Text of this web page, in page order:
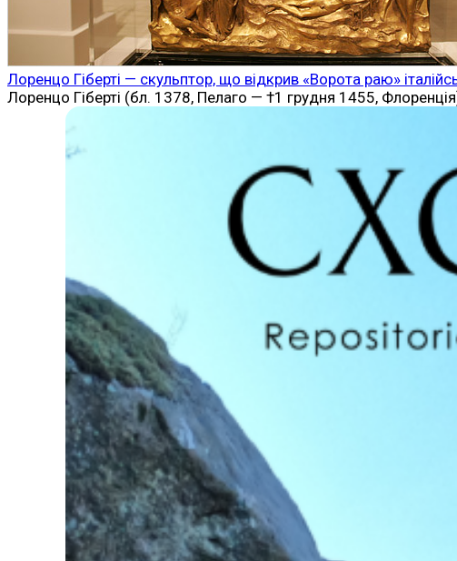
Лоренцо Гіберті — скульптор, що відкрив «Ворота раю»
Лоренцо Гіберті (бл. 1378, Пелаго — †1 грудня 1455,